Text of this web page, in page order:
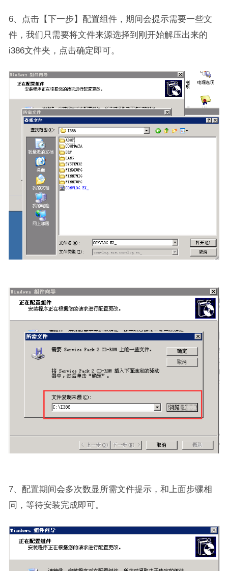
6、点击【下一步】配置组件，期间会提示需要一些文
件，我们只需要将文件来源选择到刚开始解压出来的
i386文件夹，点击确定即可。
7、配置期间会多次数显所需文件提示，和上面步骤相
同，等待安装完成即可。